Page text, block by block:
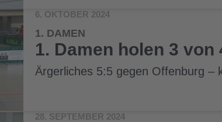
6. OKTOBER 2024
1. DAMEN
1. Damen holen 3 von
Ärgerliches 5:5 gegen Offenburg –
28. SEPTEMBER 2024